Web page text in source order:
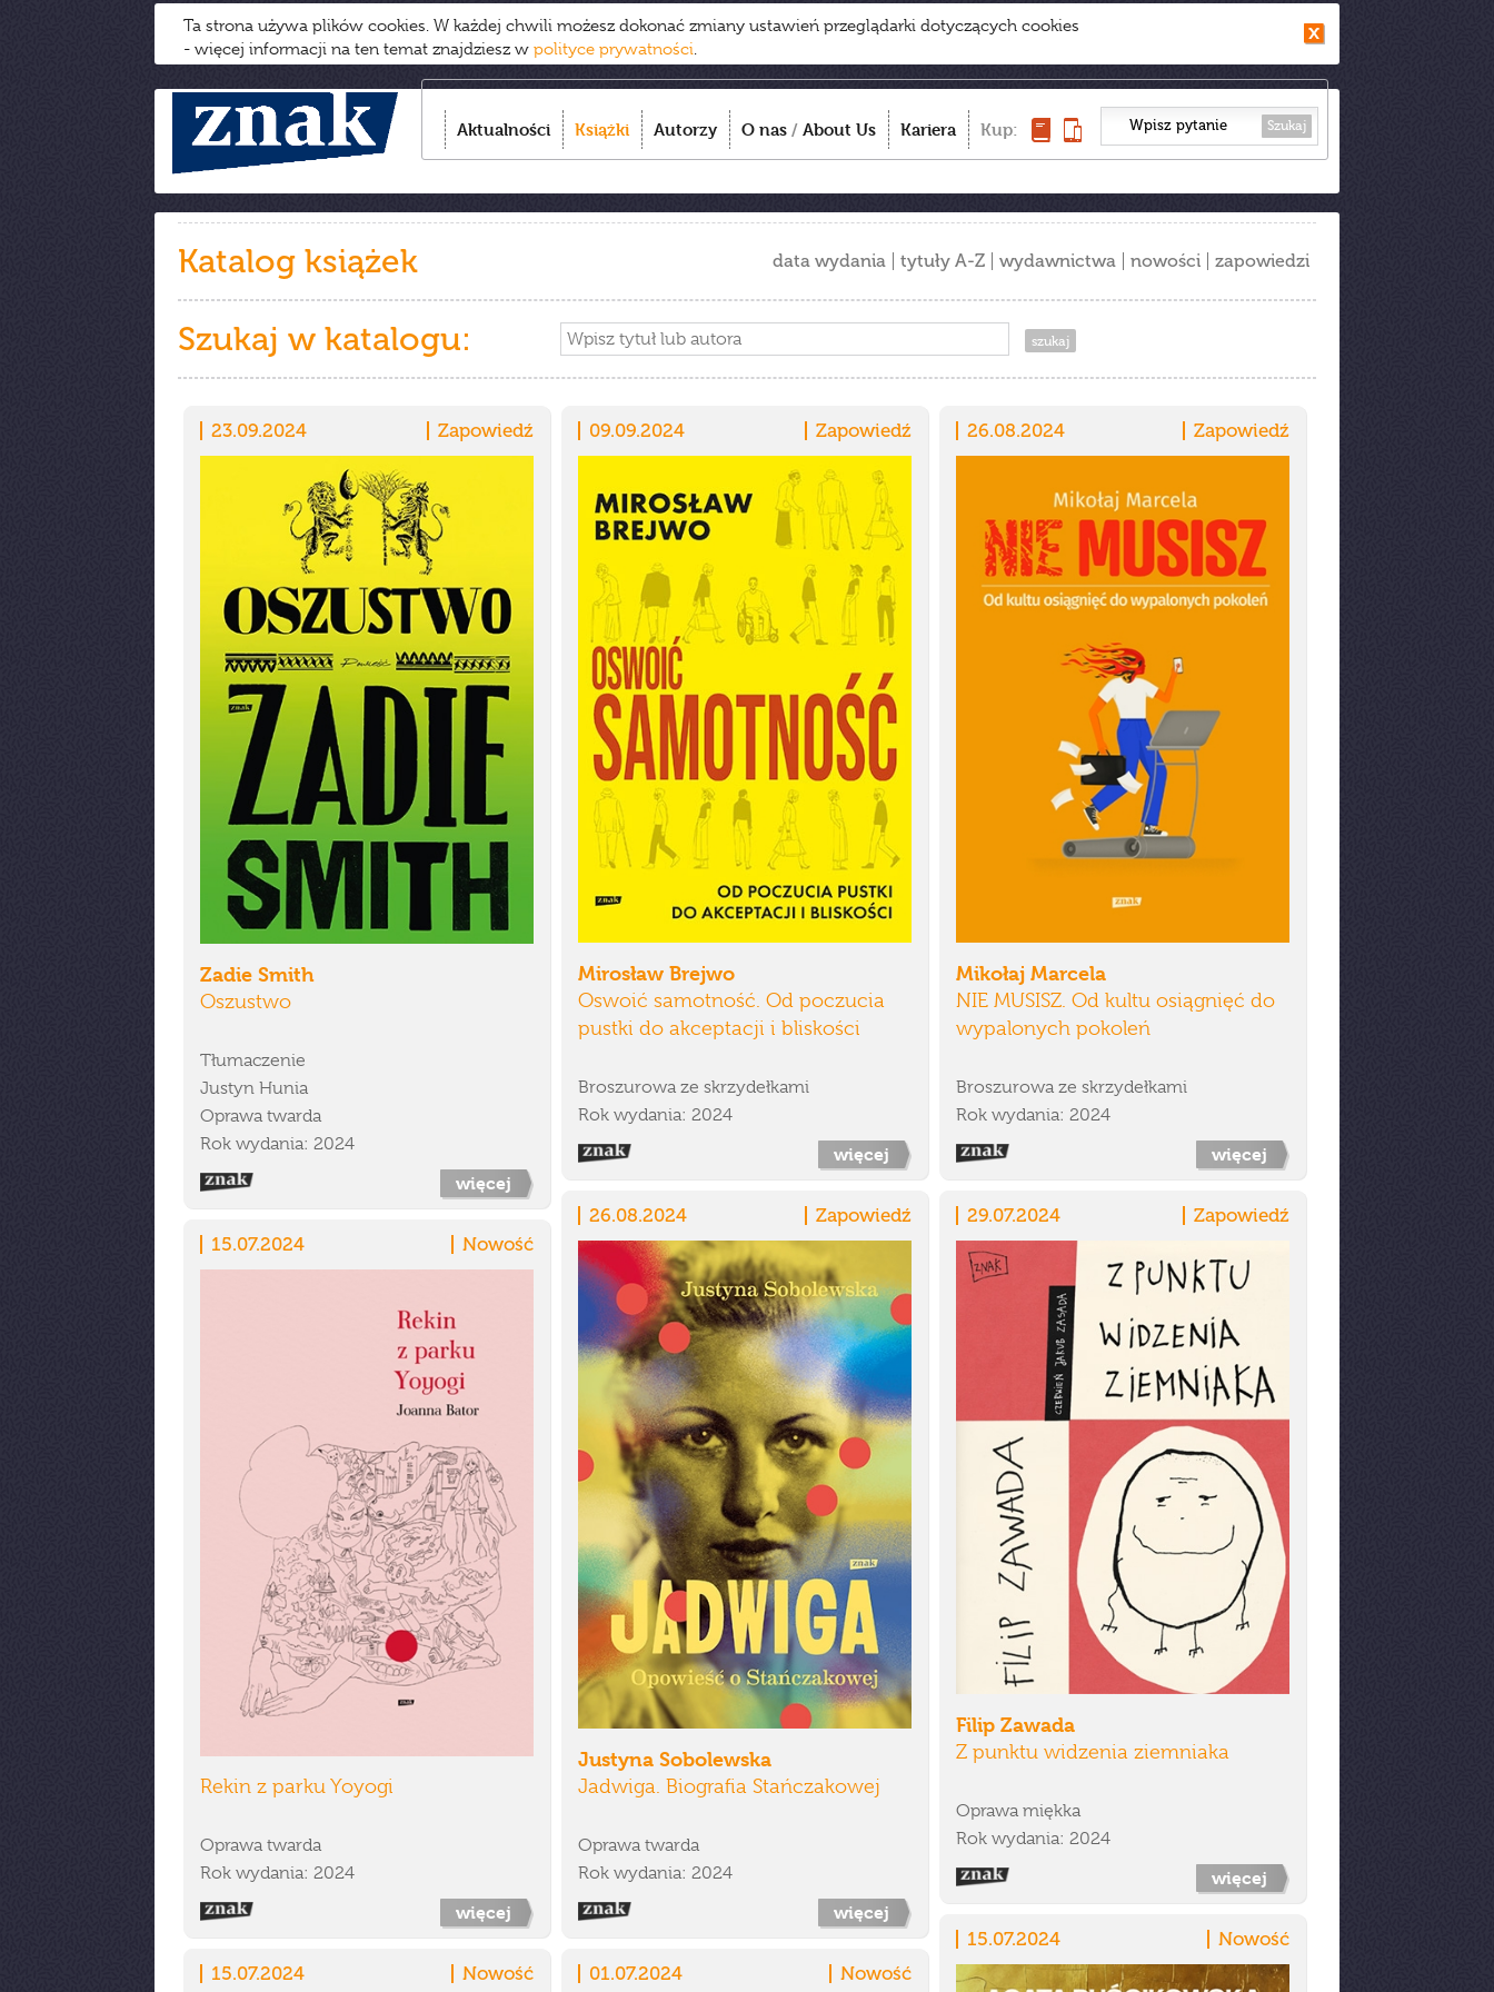
Ta strona używa plików cookies. W każdej chwili możesz dokonać zmiany ustawień przeglądarki dotyczących cookies
- więcej informacji na ten temat znajdziesz w polityce prywatności.
Aktualności Książki Autorzy O nas / About Us Kariera Kup: Szukaj
Katalog książek data wydania tytuły A-Z wydawnictwa nowości zapowiedzi
Szukaj w katalogu:
23.09.2024 Zapowiedź
Zadie Smith
Oszustwo
Tłumaczenie
Justyn Hunia
Oprawa twarda
Rok wydania: 2024
więcej
09.09.2024 Zapowiedź
Mirosław Brejwo
Oswoić samotność. Od poczucia
pustki do akceptacji i bliskości
Broszurowa ze skrzydełkami
Rok wydania: 2024
więcej
26.08.2024 Zapowiedź
Mikołaj Marcela
NIE MUSISZ. Od kultu osiągnięć do
wypalonych pokoleń
Broszurowa ze skrzydełkami
Rok wydania: 2024
więcej
26.08.2024 Zapowiedź
Justyna Sobolewska
Jadwiga. Biografia Stańczakowej
Oprawa twarda
Rok wydania: 2024
więcej
29.07.2024 Zapowiedź
Filip Zawada
Z punktu widzenia ziemniaka
Oprawa miękka
Rok wydania: 2024
więcej
15.07.2024 Nowość
Rekin z parku Yoyogi
Oprawa twarda
Rok wydania: 2024
więcej
15.07.2024
Nowość
15.07.2024
Nowość 01.07.2024 Nowość